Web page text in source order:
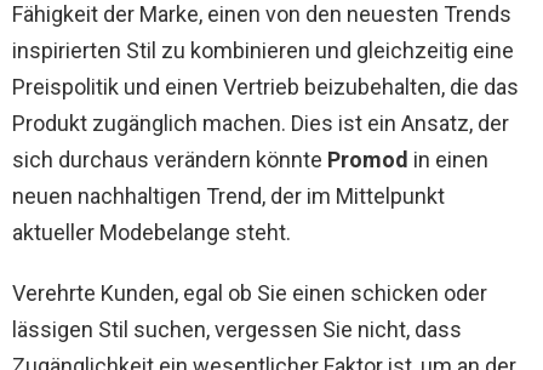
Fähigkeit der Marke, einen von den neuesten Trends
inspirierten Stil zu kombinieren und gleichzeitig eine
Preispolitik und einen Vertrieb beizubehalten, die das
Produkt zugänglich machen. Dies ist ein Ansatz, der
sich durchaus verändern könnte Promod in einen
neuen nachhaltigen Trend, der im Mittelpunkt
aktueller Modebelange steht.
Verehrte Kunden, egal ob Sie einen schicken oder
lässigen Stil suchen, vergessen Sie nicht, dass